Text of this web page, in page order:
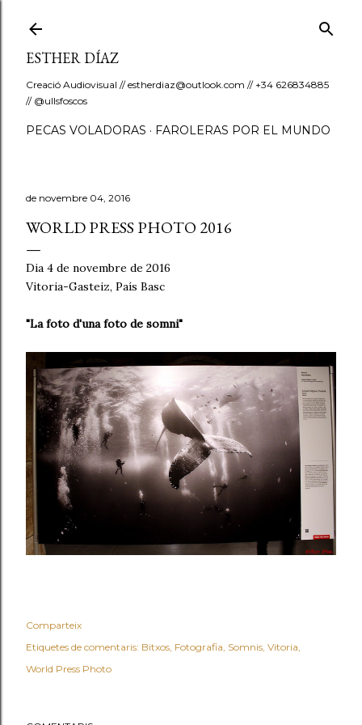
ESTHER DÍAZ
Creació Audiovisual // estherdiaz@outlook.com // +34 626834885
// @ullsfoscos
PECAS VOLADORAS FAROLERAS POR EL MUNDO
de novembre 04, 2016
WORLD PRESS PHOTO 2016
Dia 4 de novembre de 2016
Vitoria-Gasteiz, País Basc
"La foto d'una foto de somni"
Comparteix
Etiquetes de comentaris: Bitxos Fotografia Somnis Vitoria
World Press Photo